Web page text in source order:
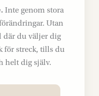
Inte genom stora
Utan
där du väljer dig
för streck, tills du
helt dig själv.